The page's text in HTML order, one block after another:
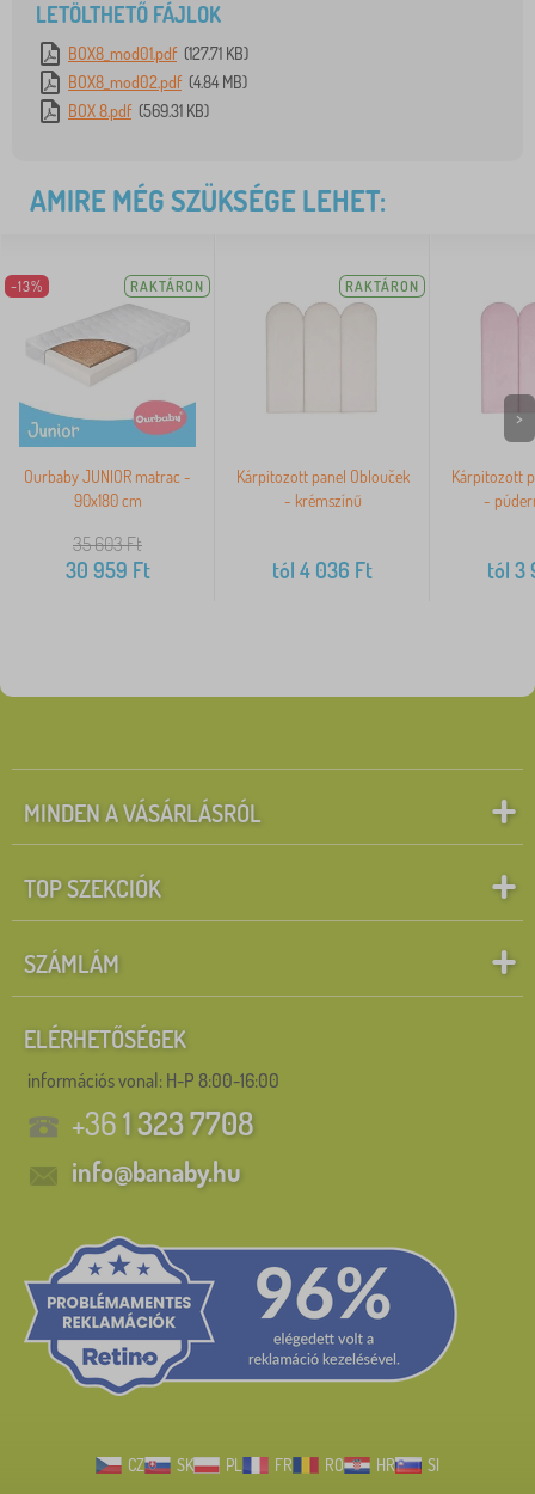
LETÖLTHETŐ FÁJLOK
BOX8_mod01.pdf (127.71 KB)
BOX8_mod02.pdf (4.84 MB)
BOX 8.pdf (569.31 KB)
AMIRE MÉG SZÜKSÉGE LEHET:
-13% RAKTÁRON
Ourbaby JUNIOR matrac -
90x180 cm
35 603Ft
30 959 Ft
RAKTÁRON
Kárpitozott panel Oblouček
- krémszínű
tól 4 036 Ft
Kárpitozott
-
tól 3
>
MINDEN A VÁSÁRLÁSRÓL
TOP SZEKCIÓK
SZÁMLÁM
ELÉRHETŐSÉGEK
információs vonal: H-P 8:00-16:00
+361 323 7708
info@banaby.hu
CZ SK PL FR RO HR SI